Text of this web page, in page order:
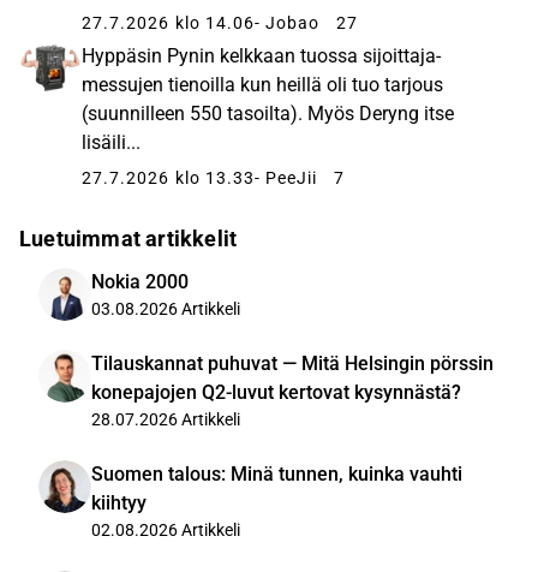
27.7.2026 klo 14.06- Jobao 27
Hyppäsin Pynin kelkkaan tuossa sijoittaja-
messujen tienoilla kun heillä oli tuo tarjous
(suunnilleen 550 tasoilta). Myös Deryng itse
lisäili...
27.7.2026 klo 13.33- PeeJii 7
Luetuimmat artikkelit
Nokia 2000
03.08.2026Artikkeli
Tilauskannat puhuvat — Mitä Helsingin pörssin
konepajojen Q2-luvut kertovat kysynnästä?
28.07.2026Artikkeli
Suomen talous: Minä tunnen, kuinka vauhti
kiihtyy
02.08.2026Artikkeli